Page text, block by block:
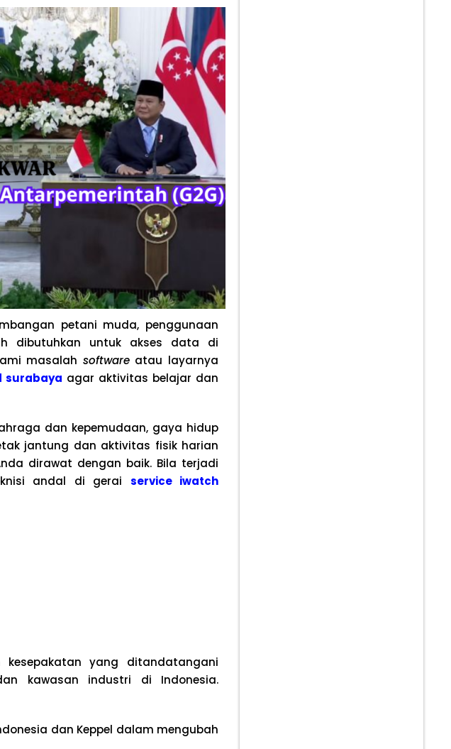
petani muda, penggunaan
dibutuhkan untuk akses data di
masalah softwareatau layarnya
surabaya agar aktivitas belajar dan
dan kepemudaan, gaya hidup
jantung dan aktivitas fisik harian
dirawat dengan baik. Bila terjadi
andal di gerai service iwatch
yang ditandatangani
kawasan industri di Indonesia.
dan Keppel dalam mengubah